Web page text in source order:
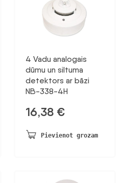
4 Vadu analogais
dūmu un siltuma
detektors ar bāzi
NB-338-4H
16,38 €
Pievienot grozam